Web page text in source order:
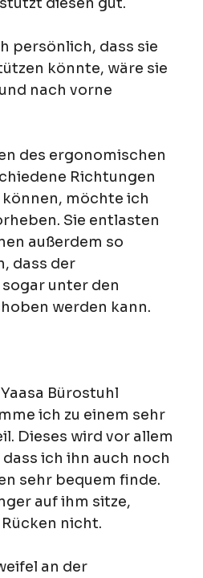
persönlich, dass sie
könnte, wäre sie
nach vorne
des ergonomischen
Richtungen
möchte ich
Sie entlasten
außerdem so
dass der
unter den
werden kann.
Bürostuhl
ich zu einem sehr
Dieses wird vor allem
ich ihn auch noch
sehr bequem finde.
auf ihm sitze,
nicht.
an der